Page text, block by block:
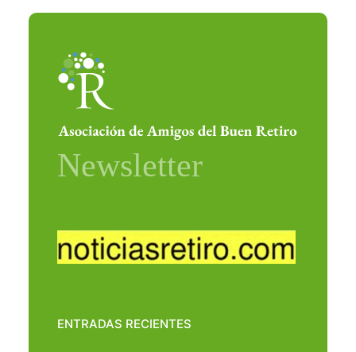
ENTRADAS RECIENTES